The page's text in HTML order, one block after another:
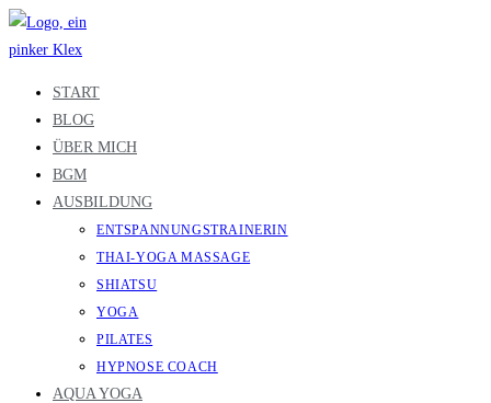
Zum
Inhalt
START
BLOG
ÜBER MICH
BGM
AUSBILDUNG
ENTSPANNUNGSTRAINERIN
THAI-YOGA MASSAGE
SHIATSU
YOGA
PILATES
HYPNOSE COACH
AQUA YOGA